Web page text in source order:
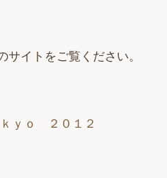
イトをご覧ください。
ｙｏ ２０１２